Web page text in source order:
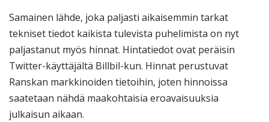
Samainen lähde, joka paljasti aikaisemmin tarkat
tekniset tiedot kaikista tulevista puhelimista on nyt
paljastanut myös hinnat. Hintatiedot ovat peräisin
Twitter-käyttäjältä Billbil-kun. Hinnat perustuvat
Ranskan markkinoiden tietoihin, joten hinnoissa
saatetaan nähdä maakohtaisia eroavaisuuksia
julkaisun aikaan.